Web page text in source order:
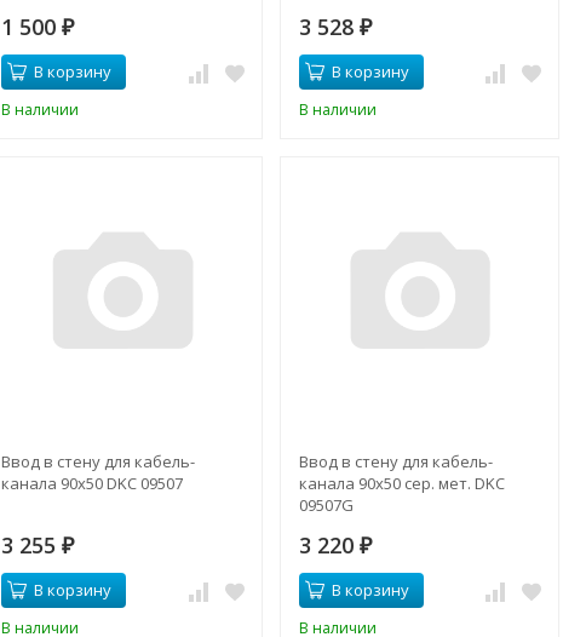
1 500₽
В корзину
В наличии
3 528 ₽
В корзину
В наличии
Ввод в стену для кабель-
канала 90х50 DKC 09507
3 255₽
В корзину
В наличии
Ввод в стену для кабель-
канала 90х50 сер. мет. DKC
09507G
3 220 ₽
В корзину
В наличии